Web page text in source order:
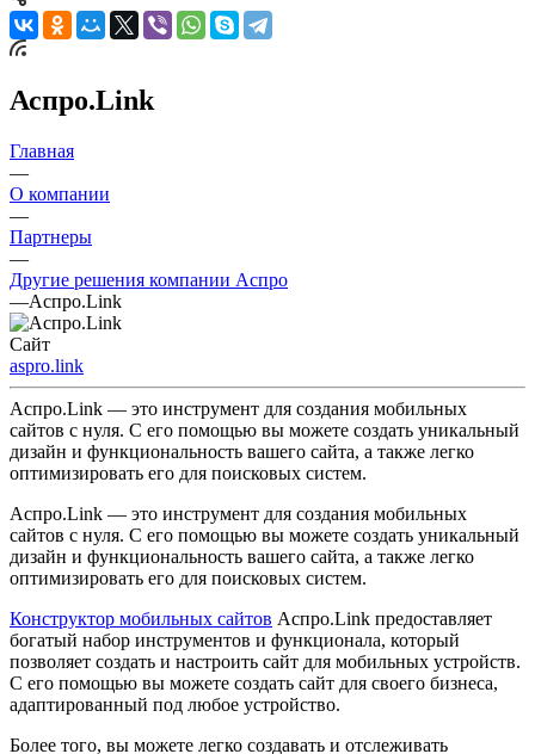
Аспро.Link
Главная
—
О компании
—
Партнеры
—
Другие решения компании Аспро
—Аспро.Link
Сайт
aspro.link
Аспро.Link — это инструмент для создания мобильных
сайтов с нуля. С его помощью вы можете создать уникальный
дизайн и функциональность вашего сайта, а также легко
оптимизировать его для поисковых систем.
Аспро.Link — это инструмент для создания мобильных
сайтов с нуля. С его помощью вы можете создать уникальный
дизайн и функциональность вашего сайта, а также легко
оптимизировать его для поисковых систем.
Конструктор мобильных сайтов Аспро.Link предоставляет
богатый набор инструментов и функционала, который
позволяет создать и настроить сайт для мобильных устройств.
С его помощью вы можете создать сайт для своего бизнеса,
адаптированный под любое устройство.
Более того, вы можете легко создавать и отслеживать